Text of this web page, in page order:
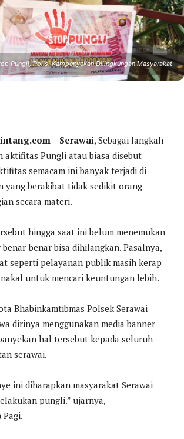
Pungli, Polisi Kampenyekan Dilingkungan Masyarakat
– Serawai, Sebagai langkah
aktifitas Pungli atau biasa disebut
semacam ini banyak terjadi di
yang berakibat tidak sedikit orang
secara materi.
hingga saat ini belum menemukan
benar bisa dihilangkan. Pasalnya,
seperti pelayanan publik masih kerap
untuk mencari keuntungan lebih.
Bhabinkamtibmas Polsek Serawai
dirinya menggunakan media banner
hal tersebut kepada seluruh
serawai.
ini diharapkan masyarakat Serawai
pungli.” ujarnya,
Pagi.